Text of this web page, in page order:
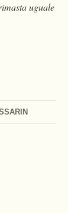
uguale